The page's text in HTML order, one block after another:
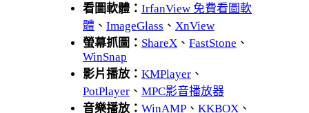
看圖軟體： IrfanView 免費看圖軟
體 、 ImageGlass 、 XnView
螢幕抓圖： ShareX 、 FastStone 、
WinSnap
影片播放： KMPlayer 、
PotPlayer 、 MPC影音播放器
音樂播放： WinAMP 、 KKBOX 、